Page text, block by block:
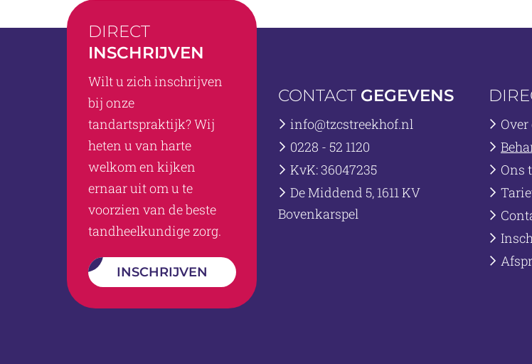
DIRECT
INSCHRIJVEN
Wilt u zich inschrijven
bij onze
tandartspraktijk? Wij
heten u van harte
welkom en kijken
ernaar uit om u te
voorzien van de beste
tandheelkundige zorg.
INSCHRIJVEN
CONTACT GEGEVENS
info@tzcstreekhof.nl
0228 - 52 1120
KvK: 36047235
De Middend 5, 1611 KV
Bovenkarspel
Ons